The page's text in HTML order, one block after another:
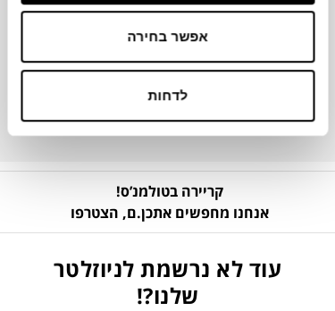
אפשר בחירה
לדחות
פרטים נוספים
קריירה בטולמנ’ס!
אנחנו מחפשים אתכן.ם, הצטרפו
עוד לא נרשמת לניוזלטר
שלנו?!